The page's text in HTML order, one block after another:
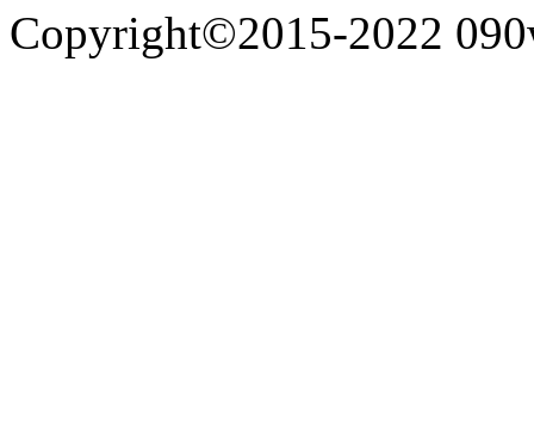
Copyright©2015-2022